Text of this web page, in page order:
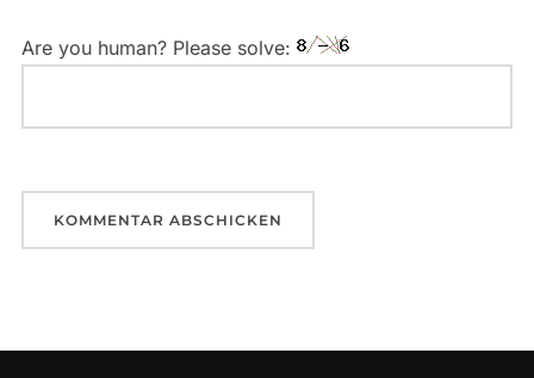
Are you human? Please solve: